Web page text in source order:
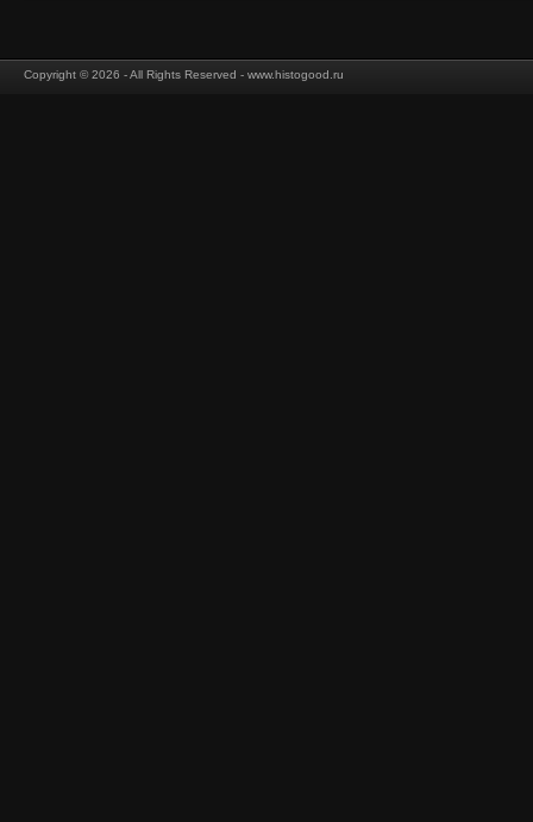
Copyright © 2026 - All Rights Reserved - www.histogood.ru